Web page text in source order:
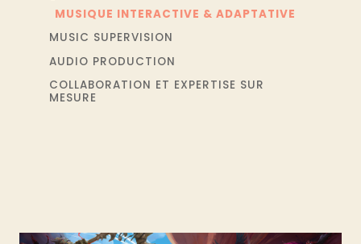
MUSIQUE INTERACTIVE & ADAPTATIVE
MUSIC SUPERVISION
AUDIO PRODUCTION
COLLABORATION ET EXPERTISE SUR
MESURE